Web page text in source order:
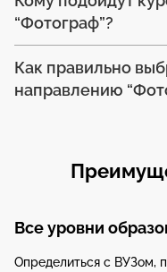
“Фотограф”?
Как правильно
направлению
Все уровни
Определиться с ВУЗом,